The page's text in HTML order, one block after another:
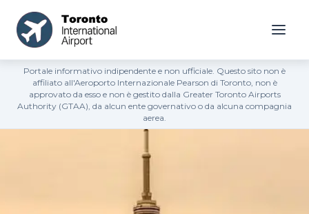
Portale informativo indipendente e non ufficiale. Questo sito non è
affiliato all'Aeroporto Internazionale Pearson di Toronto, non è
approvato da esso e non è gestito dalla Greater Toronto Airports
Authority (GTAA), da alcun ente governativo o da alcuna compagnia
aerea.